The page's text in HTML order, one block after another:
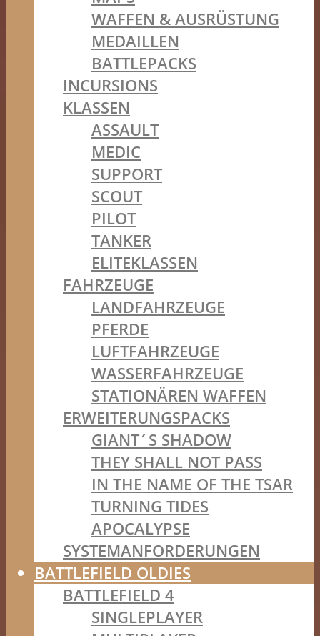
WAFFEN & AUSRÜSTUNG
MEDAILLEN
BATTLEPACKS
INCURSIONS
KLASSEN
ASSAULT
MEDIC
SUPPORT
SCOUT
PILOT
TANKER
ELITEKLASSEN
FAHRZEUGE
LANDFAHRZEUGE
PFERDE
LUFTFAHRZEUGE
WASSERFAHRZEUGE
STATIONÄREN WAFFEN
ERWEITERUNGSPACKS
GIANT´S SHADOW
THEY SHALL NOT PASS
IN THE NAME OF THE TSAR
TURNING TIDES
APOCALYPSE
SYSTEMANFORDERUNGEN
BATTLEFIELD OLDIES
BATTLEFIELD 4
SINGLEPLAYER